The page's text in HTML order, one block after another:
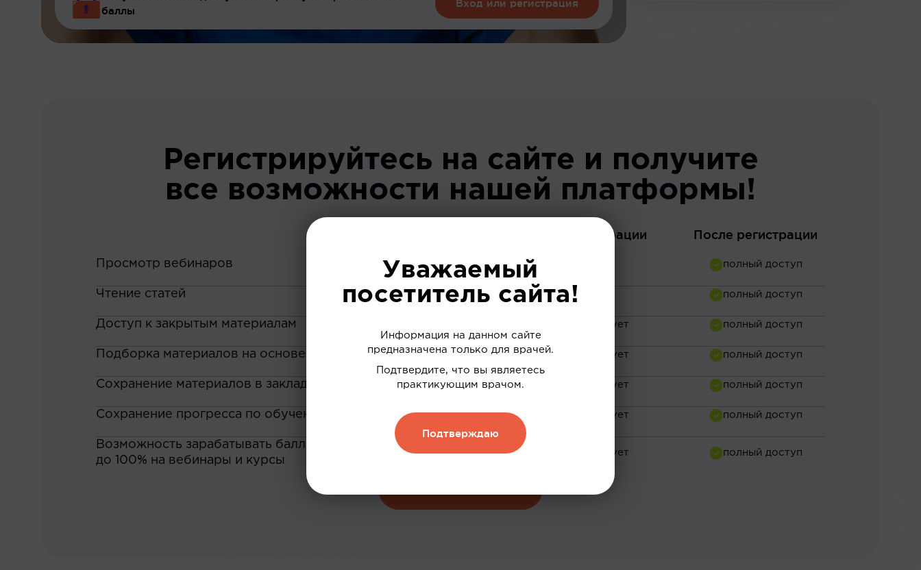
баллы
Вход или регистрация
Регистрируйтесь на сайте и получите
все возможности нашей платформы!
До регистрации После регистрации
Просмотр вебинаров
Чтение статей
Доступ к закрытым материалам
Подборка материалов на основе ваших интересов
Сохранение материалов в закладки
Сохранение прогресса по обучению
Возможность зарабатывать баллы и обменивать их на скидку
до 100% на вебинары и курсы
Уважаемый
посетитель сайта!
Информация на данном сайте
предназначена только для врачей.
Подтвердите, что вы являетесь
практикующим врачом.
Подтверждаю